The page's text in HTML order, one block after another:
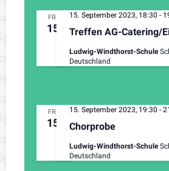
FR.
15 Treffen AG-Catering/
15. September 2023, 18:30 -
Ludwig-Windthorst-Schule
Deutschland
FR.
15 Chorprobe
15. September 2023, 19:30 -
Ludwig-Windthorst-Schule
Deutschland